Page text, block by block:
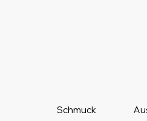
Schmuck